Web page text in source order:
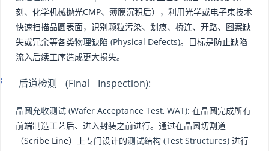
刻、化学机械抛光CMP、薄膜沉积后），利用光学或电子束技术
快速扫描晶圆表面，识别颗粒污染、划痕、桥连、开路、图案缺
失或冗余等各类物理缺陷 (Physical Defects)。目标是防止缺陷
流入后续工序造成更大损失。
后道检测 (Final Inspection):
晶圆允收测试 (Wafer Acceptance Test, WAT): 在晶圆完成所有
前端制造工艺后、进入封装之前进行。通过在晶圆切割道
（Scribe Line）上专门设计的测试结构 (Test Structures) 进行